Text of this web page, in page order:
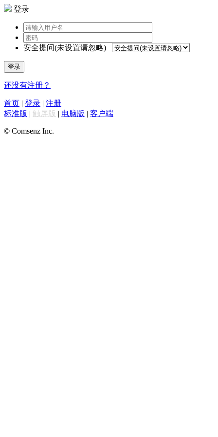
登录
安全提问(未设置请忽略)
登录
还没有注册？
首页 | 登录 | 注册
标准版 | 触屏版 | 电脑版 | 客户端
© Comsenz Inc.